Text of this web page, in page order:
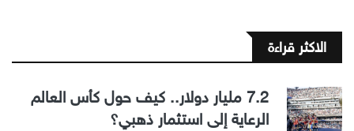
الاكثر قراءة
7.2 مليار دولار.. كيف حول كأس العالم
الرعاية إلى استثمار ذهبي؟